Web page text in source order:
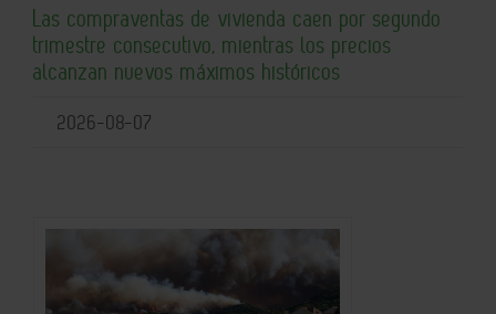
Las compraventas de vivienda caen por segundo
trimestre consecutivo, mientras los precios
alcanzan nuevos máximos históricos
2026-08-07